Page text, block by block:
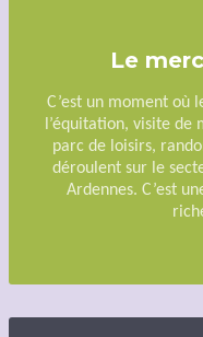
Le
C’est un moment où
l’équitation, visite de
parc de loisirs,
déroulent sur le
Ardennes. C’est